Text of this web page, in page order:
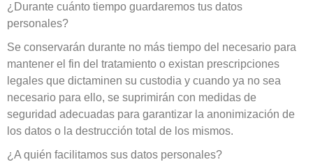
¿Durante cuánto tiempo guardaremos tus datos
personales?
Se conservarán durante no más tiempo del necesario para
mantener el fin del tratamiento o existan prescripciones
legales que dictaminen su custodia y cuando ya no sea
necesario para ello, se suprimirán con medidas de
seguridad adecuadas para garantizar la anonimización de
los datos o la destrucción total de los mismos.
¿A quién facilitamos sus datos personales?